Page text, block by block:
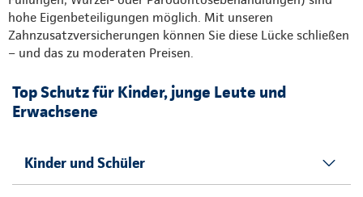
hohe Eigenbeteiligungen möglich. Mit unseren
Zahnzusatzversicherungen können Sie diese Lücke schließen
– und das zu moderaten Preisen.
Top Schutz für Kinder, junge Leute und
Erwachsene
Kinder und Schüler